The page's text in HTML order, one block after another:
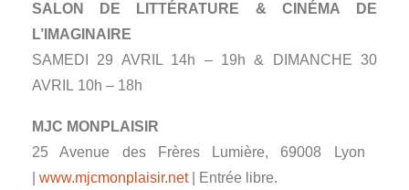
SALON DE LITTÉRATURE & CINÉMA DE
L’IMAGINAIRE
SAMEDI 29 AVRIL 14h – 19h & DIMANCHE 30
AVRIL 10h – 18h
MJC MONPLAISIR
25 Avenue des Frères Lumière, 69008 Lyon ‎
www.mjcmonplaisir.net| Entrée libre.